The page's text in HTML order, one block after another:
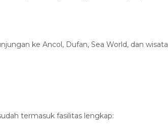
ke Ancol, Dufan, Sea World, dan wisata
termasuk fasilitas lengkap: